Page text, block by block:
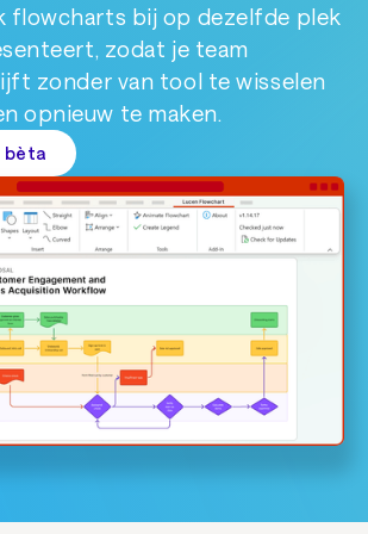
flowcharts bij op dezelfde plek
zodat je team
zonder van tool te wisselen
opnieuw te maken.
bèta